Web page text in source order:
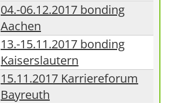
04.-06.12.2017 bonding
Aachen
13.-15.11.2017 bonding
Kaiserslautern
15.11.2017 Karriereforum
Bayreuth